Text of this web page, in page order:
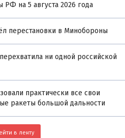
на 5 августа 2026 года
перестановки в Минобороны
ни одной российской
практически все свои
ракеты большой дальности
в ленту